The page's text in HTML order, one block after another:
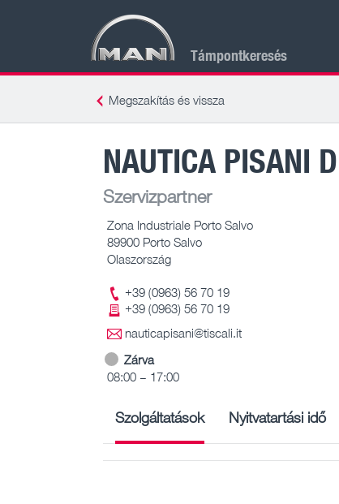
Támpontkeresés
Megszakítás és vissza
NAUTICA PISANI
Szervizpartner
Zona Industriale Porto Salvo
89900 Porto Salvo
Olaszország
+39 (0963) 56 70 19
+39 (0963) 56 70 19
nauticapisani@tiscali.it
Zárva
08:00 – 17:00
Szolgáltatások Nyitvatartási idő